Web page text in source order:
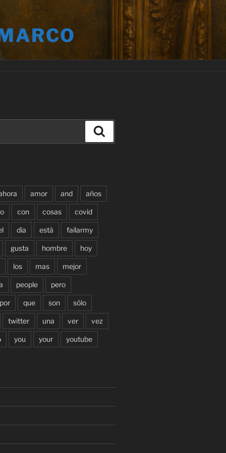
amor and años
con cosas covid
día está failarmy
gusta hombre hoy
los mas mejor
people pero
por que son sólo
twitter una ver vez
you your youtube